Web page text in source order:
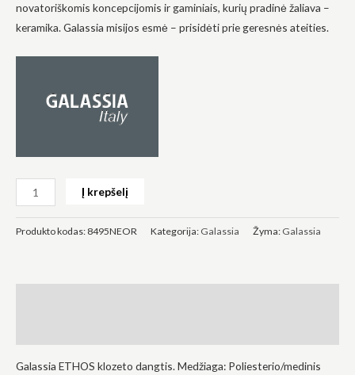
novatoriškomis koncepcijomis ir gaminiais, kurių pradinė žaliava –
keramika. Galassia misijos esmė – prisidėti prie geresnės ateities.
Į krepšelį
Produkto kodas: 8495NEOR Kategorija: Galassia Žyma: Galassia
Galassia ETHOS klozeto dangtis. Medžiaga: Poliesterio/medinis
slapukai
reikalingi,
svetainė
veiktų.
svetainės
naudojama.